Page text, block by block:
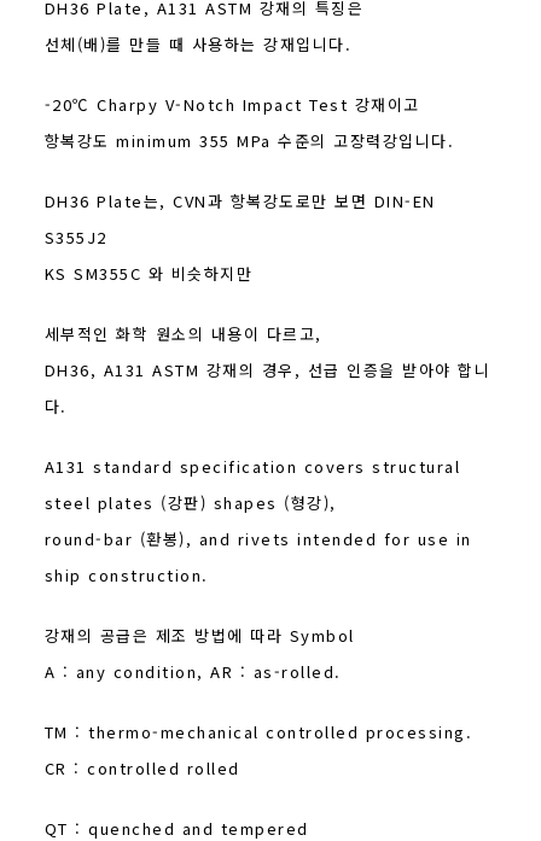
DH36 Plate, A131 ASTM 강재의 특징은
선체(배)를 만들 때 사용하는 강재입니다.
-20℃ Charpy V-Notch Impact Test 강재이고
항복강도 minimum 355 MPa 수준의 고장력강입니다.
DH36 Plate는, CVN과 항복강도로만 보면 DIN-EN
S355J2
KS SM355C 와 비슷하지만
세부적인 화학 원소의 내용이 다르고,
DH36, A131 ASTM 강재의 경우, 선급 인증을 받아야 합니
다.
A131 standard specification covers structural
steel plates (강판) shapes (형강),
round-bar (환봉), and rivets intended for use in
ship construction.
강재의 공급은 제조 방법에 따라 Symbol
A : any condition, AR : as-rolled.
TM : thermo-mechanical controlled processing.
CR : controlled rolled
QT : quenched and tempered